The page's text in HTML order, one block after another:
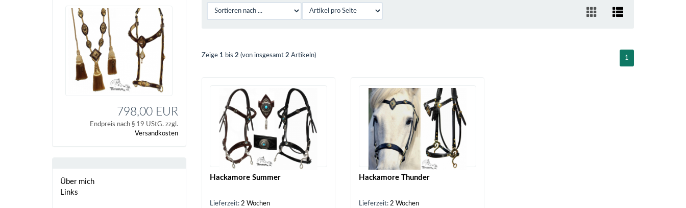
798,00 EUR
Endpreis nach § 19 UStG. zzgl.
Versandkosten
Über mich
Links
Zeige 1 bis 2 (von insgesamt 2 Artikeln) 1
Hackamore Summer
Lieferzeit: 2 Wochen
Hackamore Thunder
Lieferzeit: 2 Wochen